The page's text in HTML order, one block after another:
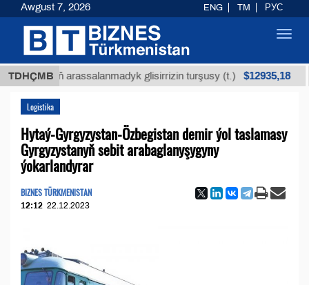
TDHÇMBarassalanmadyk glisirrizin turşusy (t.) $12935,18 Az
Logistika
Hytaý-Gyrgyzystan-Özbegistan demir ýol taslamasy
Gyrgyzystanyň sebit arabaglanyşygyny
ýokarlandyrar
BIZNES TÜRKMENISTAN
12:12 22.12.2023
Awgust 7, 2026 ENG TM РУС